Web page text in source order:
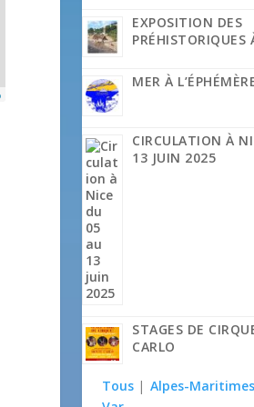
EXPOSITION DES
PRÉHISTORIQUES
MER À
CIRCULATION À
13 JUIN 2025
STAGES DE
CARLO
Tous | Alpes-Maritimes